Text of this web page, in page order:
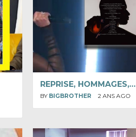
REPRISE, HOMMAGES,…
BY BIGBROTHER 2 ANS AGO